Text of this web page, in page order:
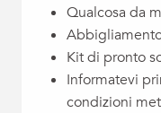
Qualcosa da
Kit di pronto
Informatevi
condizioni